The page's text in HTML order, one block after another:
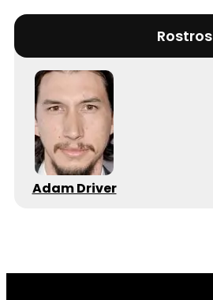
Rostros
Adam Driver